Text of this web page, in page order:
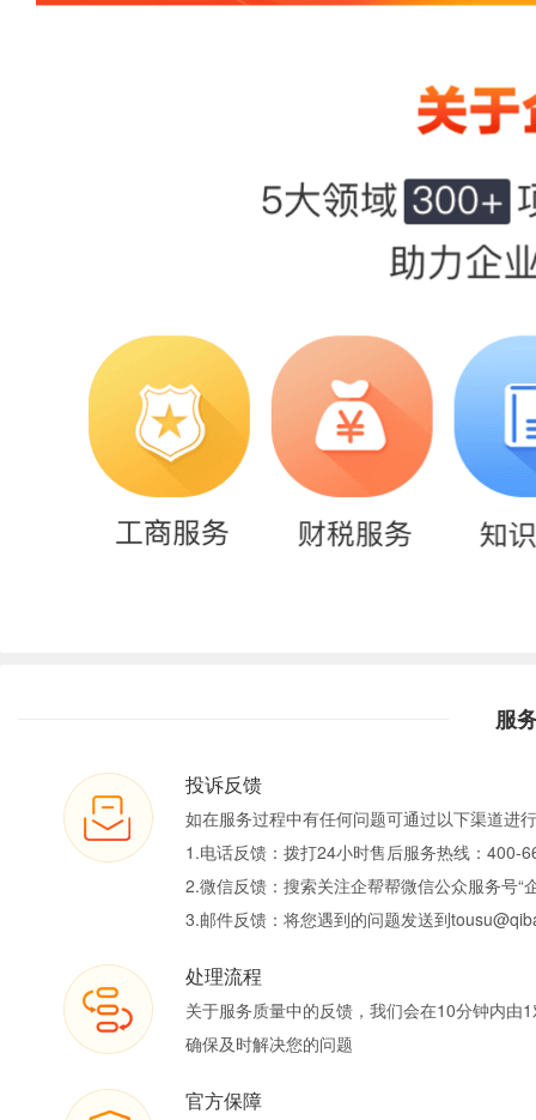
服
投诉反馈
如在服务过程中有任何问题可通过以下渠道进
1.电话反馈：拨打24小时售后服务热线：400-
2.微信反馈：搜索关注企帮帮微信公众服务号“
3.邮件反馈：将您遇到的问题发送到
处理流程
关于服务质量中的反馈，我们会在10分钟内由
确保及时解决您的问题
官方保障